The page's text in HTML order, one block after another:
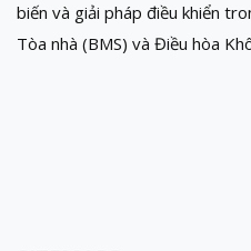
biến và giải pháp điều khiển
Tòa nhà (BMS) và Điều hòa